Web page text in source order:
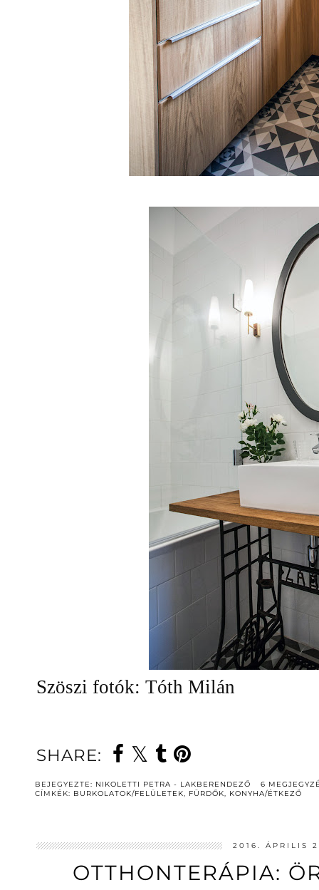
Szöszi fotók: Tóth Milán
SHARE:
BEJEGYEZTE: NIKOLETTI PETRA - LAKBERENDEZŐ
6
CÍMKÉK: BURKOLATOK/FELÜLETEK, FÜRDŐK, KONYHA/ÉTKEZŐ
2016. ÁPRILIS
OTTHONTERÁPIA: